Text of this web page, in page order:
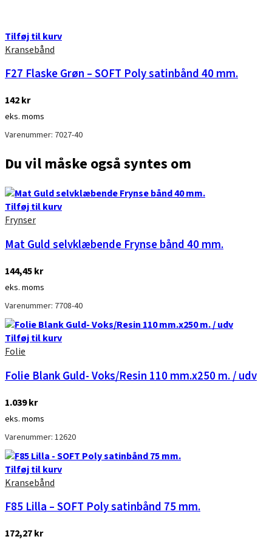
Tilføj til kurv
Kransebånd
F27 Flaske Grøn – SOFT Poly satinbånd 40 mm.
142kr
eks. moms
Varenummer: 7027-40
Du vil måske også syntes om
Tilføj til kurv
Frynser
Mat Guld selvklæbende Frynse bånd 40 mm.
144,45kr
eks. moms
Varenummer: 7708-40
Tilføj til kurv
Folie
Folie Blank Guld- Voks/Resin 110 mm.x250 m. / udv
1.039kr
eks. moms
Varenummer: 12620
Tilføj til kurv
Kransebånd
F85 Lilla – SOFT Poly satinbånd 75 mm.
172,27kr